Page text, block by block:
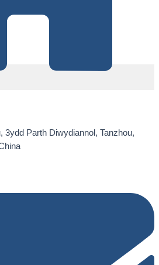
3ydd Parth Diwydiannol, Tanzhou,